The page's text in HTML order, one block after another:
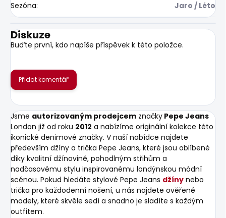
Sezóna: Jaro / Léto
Diskuze
Buďte první, kdo napíše příspěvek k této položce.
Přidat komentář
Jsme autorizovaným prodejcem značky Pepe Jeans
London již od roku 2012 a nabízíme originální kolekce této
ikonické denimové značky. V naší nabídce najdete
především džíny a trička Pepe Jeans, které jsou oblíbené
díky kvalitní džínovině, pohodlným střihům a
nadčasovému stylu inspirovanému londýnskou módní
scénou. Pokud hledáte stylové Pepe Jeans džíny nebo
trička pro každodenní nošení, u nás najdete ověřené
modely, které skvěle sedí a snadno je sladíte s každým
outfitem.